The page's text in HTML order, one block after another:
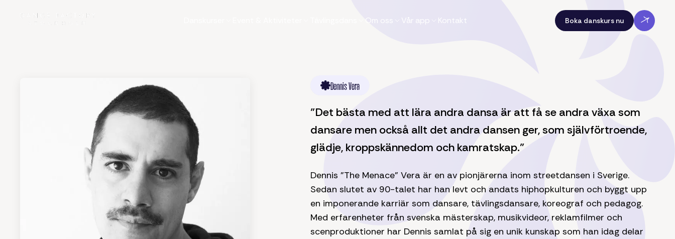
Om oss Vår app Kontakt Boka danskurs nu
Dennis Vera
"Det bästa med att lära andra dansa är att få se andra växa som
dansare men också allt det andra dansen ger, som självförtroende,
glädje, kroppskännedom och kamratskap."
Dennis "The Menace" Vera är en av pionjärerna inom streetdansen i Sverige.
Sedan slutet av 90-talet har han levt och andats hiphopkulturen och byggt upp
en imponerande karriär som dansare, tävlingsdansare, koreograf och pedagog.
Med erfarenheter från svenska mästerskap, musikvideor, reklamfilmer och
scenproduktioner har Dennis samlat på sig en unik kunskap som han idag delar